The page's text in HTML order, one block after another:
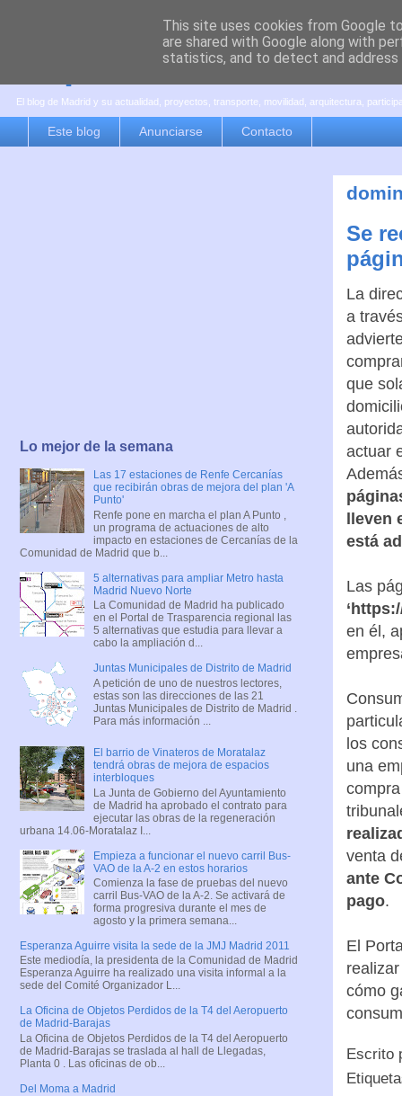
es por madrid
El blog de Madrid y su actualidad, proyectos, transporte, movilidad, arquitectura,
Este blog Anunciarse Contacto
Se
La
a
que
actuar
lleven
está
Las
en él,
los
una
venta
ante
pago.
El
cómo
Escrito
Lo mejor de la semana
Las 17 estaciones de Renfe Cercanías
que recibirán obras de mejora del plan 'A
Punto'
Renfe pone en marcha el plan A Punto ,
un programa de actuaciones de alto
impacto en estaciones de Cercanías de la
Comunidad de Madrid que b...
5 alternativas para ampliar Metro hasta
Madrid Nuevo Norte
La Comunidad de Madrid ha publicado
en el Portal de Trasparencia regional las
5 alternativas que estudia para llevar a
cabo la ampliación d...
Juntas Municipales de Distrito de Madrid
A petición de uno de nuestros lectores,
estas son las direcciones de las 21
Juntas Municipales de Distrito de Madrid .
Para más información ...
El barrio de Vinateros de Moratalaz
tendrá obras de mejora de espacios
interbloques
La Junta de Gobierno del Ayuntamiento
de Madrid ha aprobado el contrato para
ejecutar las obras de la regeneración
urbana 14.06-Moratalaz I...
Empieza a funcionar el nuevo carril Bus-
VAO de la A-2 en estos horarios
Comienza la fase de pruebas del nuevo
carril Bus-VAO de la A-2. Se activará de
forma progresiva durante el mes de
agosto y la primera semana...
Esperanza Aguirre visita la sede de la JMJ Madrid 2011
Este mediodía, la presidenta de la Comunidad de Madrid
Esperanza Aguirre ha realizado una visita informal a la
sede del Comité Organizador L...
La Oficina de Objetos Perdidos de la T4 del Aeropuerto
de Madrid-Barajas
La Oficina de Objetos Perdidos de la T4 del Aeropuerto
de Madrid-Barajas se traslada al hall de Llegadas,
Planta 0 . Las oficinas de ob...
Del Moma a Madrid
This site uses cookies from Google
are shared with Google along with
statistics, and to detect and address